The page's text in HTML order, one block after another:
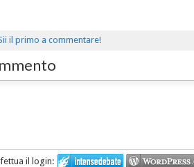
il primo a commentare!
il login: